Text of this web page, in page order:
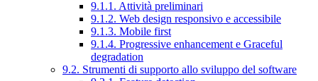
9.1.1. Attività preliminari
9.1.2. Web design responsivo e accessibile
9.1.3. Mobile first
9.1.4. Progressive enhancement e Graceful
degradation
9.2. Strumenti di supporto allo sviluppo del software